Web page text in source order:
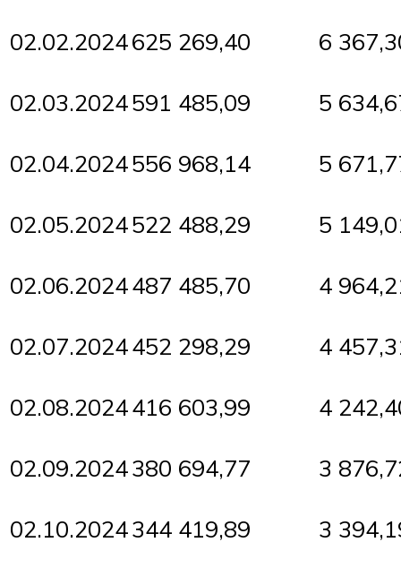
02.02.2024625 269,40 6
02.03.2024591 485,09 5
02.04.2024556 968,14 5
02.05.2024522 488,29 5
02.06.2024487 485,70 4
02.07.2024452 298,29 4
02.08.2024416 603,99 4
02.09.2024380 694,77 3
02.10.2024344 419,89 3